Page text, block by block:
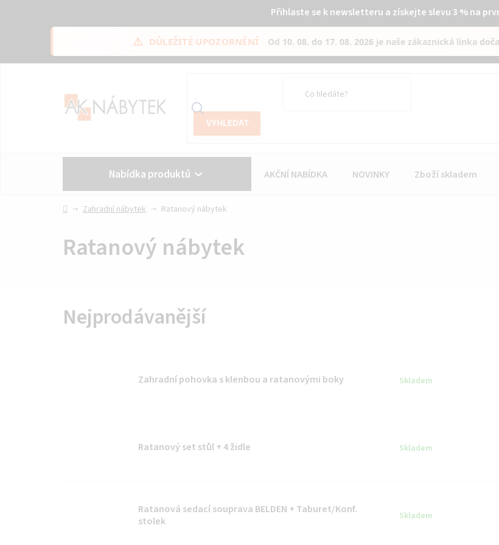
Přihlaste se k newsletteru a získejte slevu 3 % na
⚠️ DŮLEŽITÉ UPOZORNĚNÍ Od 10. 08. do 17. 08. 2026 je naše zákaznická linka
Nabídka produktů AKČNÍ NABÍDKA NOVINKY Zboží skladem
Vše o nákupu Kontakt
DomůZahradní nábytek Ratanový nábytek
Ratanový nábytek
Nejprodávanější
Zahradní pohovka s klenbou a ratanovými boky Skladem
Ratanový set stůl + 4 židle Skladem
Ratanová sedací souprava BELDEN + Taburet/Konf.
stolek
Skladem